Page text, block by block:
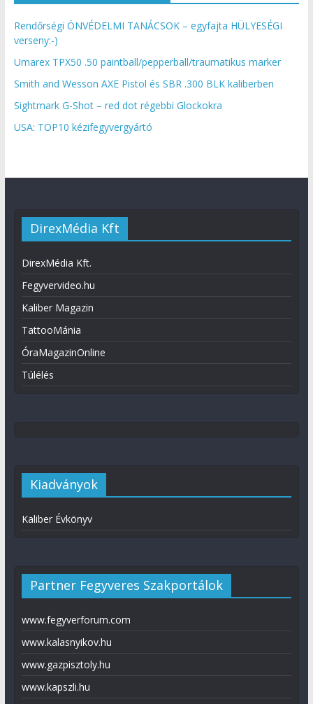
Rendőrségi ÖNVÉDELMI TANÁCSOK – egyfajta HÜLYESÉGI
verseny:-)
Umarex TPX50 .50 paintball/pepperball/traumatikus marker
Smith and Wesson AXE Pistol és SBR .300 BLK kaliberben
Sightmark G-Shot – red dot régebbi Glockokra
USA: TOP10 kézifegyvergyártó
DirexMédia Kft
DirexMédia Kft.
Fegyvervideo.hu
Kaliber Magazin
TattooMánia
ÓraMagazinOnline
Túlélés
Kiadványok
Kaliber Évkönyv
Partner Fegyveres Szakportálok
www.fegyverforum.com
www.kalasnyikov.hu
www.gazpisztoly.hu
www.kapszli.hu